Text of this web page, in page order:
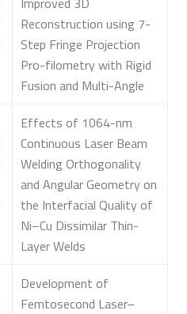
Reconstruction using 7-
Step Fringe Projection
Pro-filometry with Rigid
Fusion and Multi-Angle
Effects of 1064-nm
Continuous Laser Beam
Welding Orthogonality
and Angular Geometry on
the Interfacial Quality of
Ni–Cu Dissimilar Thin-
Layer Welds
Development of
Femtosecond Laser–